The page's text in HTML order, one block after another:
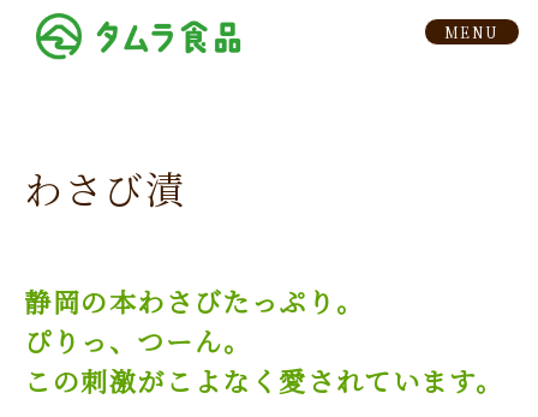
わさび漬
静岡の本わさびたっぷり。
ぴりっ、つーん。
この刺激がこよなく愛されています。